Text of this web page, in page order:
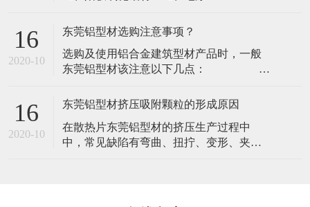
触较难发现。其危害是：在电泳、喷涂型
材的生产流程中，很难去除掉，影响型材
的表面美观，造成废品。“吸附颗粒”的形成
原因主要有以下几点：
在线留言